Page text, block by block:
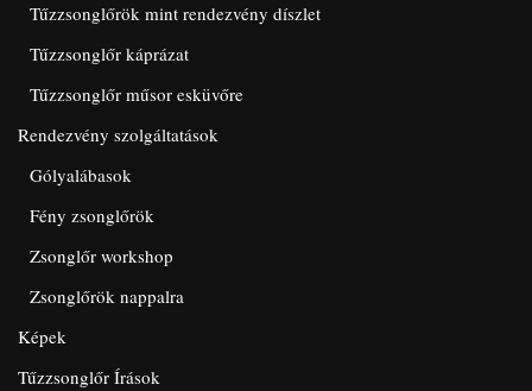
Tűzzsonglőrök mint rendezvény díszlet
Tűzzsonglőr káprázat
Tűzzsonglőr műsor esküvőre
Rendezvény szolgáltatások
Gólyalábasok
Fény zsonglőrök
Zsonglőr workshop
Zsonglőrök nappalra
Képek
Tűzzsonglőr Írások